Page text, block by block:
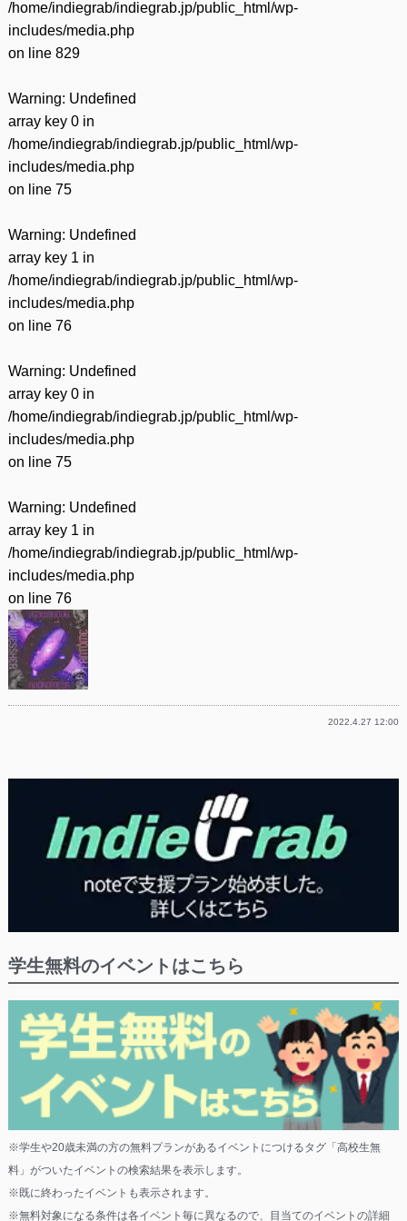
/home/indiegrab/indiegrab.jp/public_html/wp-
includes/media.php
on line 829
Warning: Undefined
array key 0 in
/home/indiegrab/indiegrab.jp/public_html/wp-
includes/media.php
on line 75
Warning: Undefined
array key 1 in
/home/indiegrab/indiegrab.jp/public_html/wp-
includes/media.php
on line 76
Warning: Undefined
array key 0 in
/home/indiegrab/indiegrab.jp/public_html/wp-
includes/media.php
on line 75
Warning: Undefined
array key 1 in
/home/indiegrab/indiegrab.jp/public_html/wp-
includes/media.php
on line 76
2022.4.27 12:00
学生無料のイベントはこちら
※学生や20歳未満の方の無料プランがあるイベントにつけるタグ「高校生無
料」がついたイベントの検索結果を表示します。
※既に終わったイベントも表示されます。
※無料対象になる条件は各イベント毎に異なるので、目当てのイベントの詳細